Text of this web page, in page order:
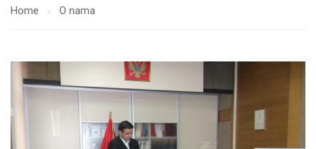
Home O nama